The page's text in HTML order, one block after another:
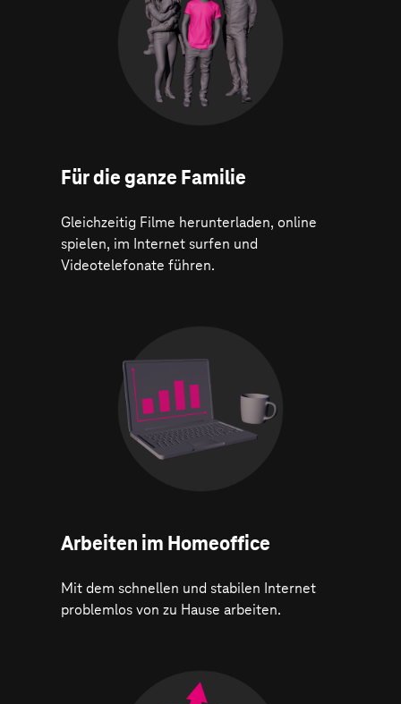
Für die ganze Familie
Gleichzeitig Filme herunterladen, online
spielen, im Internet surfen und
Videotelefonate führen.
Arbeiten im Homeoffice
Mit dem schnellen und stabilen Internet
problemlos von zu Hause arbeiten.